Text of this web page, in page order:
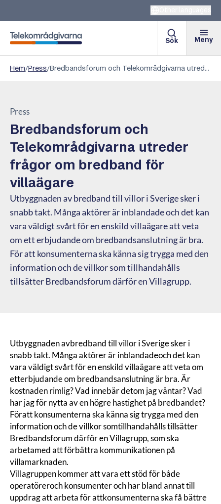
Telekområdgivarna
Sök Meny
Hem/Press/ Bredbandsforum och Telekområdgivarna utreder frågor om bredband för villaägare
Press
Bredbandsforum och
Telekområdgivarna utreder
frågor om bredband för
villaägare
Utbyggnaden av bredband till villor i Sverige sker i
snabb takt. Många aktörer är inblandade och det kan
vara väldigt svårt för en enskild villaägare att veta
om ett erbjudande om bredbandsanslutning är bra.
För att konsumenterna ska känna sig trygga med den
information och de villkor som tillhandahålls
tillsätter Bredbandsforum därför en Villagrupp.
Utbyggnaden avbredband till villor i Sverige sker i
snabb takt. Många aktörer är inblandadeoch det kan
vara väldigt svårt för en enskild villaägare att veta om
etterbjudande om bredbandsanslutning är bra. Är
kostnaden rimlig? Vad innebär detom jag väntar? Vad
har jag för nytta av en högre hastighet på bredbandet?
Föratt konsumenterna ska känna sig trygga med den
information och de villkor somtillhandahålls tillsätter
Bredbandsforum därför en Villagrupp, som ska
arbetamed att förbättra kommunikationen på
villamarknaden.
Villagruppen kommer att vara ett stöd för både
operatöreroch konsumenter och har bland annat till
uppdrag att arbeta för attkonsumenterna ska få bättre